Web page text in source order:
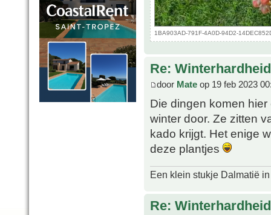
1BA903AD-791F-4A0D-94D2-
Re:
door Mate op 19 feb 2023
Die dingen komen
winter door. Ze zitten
kado krijgt. Het enige
deze plantjes
Een klein stukje Dalmatië
Re: